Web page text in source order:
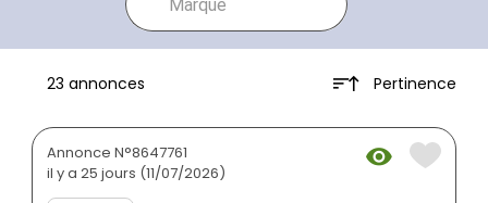
23 annonces Pertinence
Annonce N°8647761
il y a 25 jours (11/07/2026)